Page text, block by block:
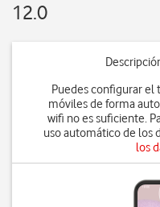
12.0
Puedes configurar el
móviles de forma
wifi no es suficiente.
uso automático de los
los